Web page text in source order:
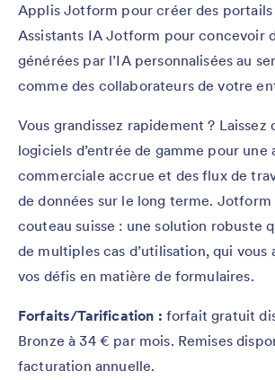
Applis Jotform pour créer des portails
Assistants IA Jotform pour concevoir
générées par l’IA personnalisées au
comme des collaborateurs de votre
Vous grandissez rapidement ? Laissez
logiciels d’entrée de gamme pour une
commerciale accrue et des flux de
de données sur le long terme.
couteau suisse : une solution robuste
de multiples cas d’utilisation, qui vous
vos défis en matière de formulaires.
Forfaits/Tarification : forfait gratuit
Bronze à 34 € par mois. Remises
facturation annuelle.